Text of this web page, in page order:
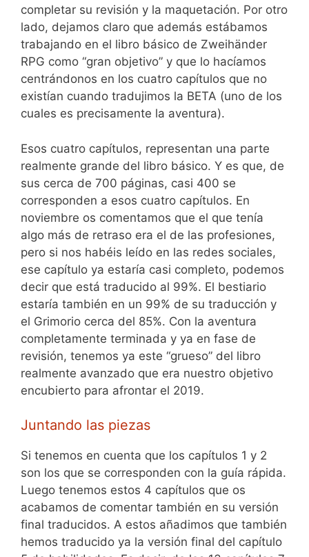
completar su revisión y la maquetación. Por otro
lado, dejamos claro que además estábamos
trabajando en el libro básico de Zweihänder
RPG como “gran objetivo” y que lo hacíamos
centrándonos en los cuatro capítulos que no
existían cuando tradujimos la BETA (uno de los
cuales es precisamente la aventura).
Esos cuatro capítulos, representan una parte
realmente grande del libro básico. Y es que, de
sus cerca de 700 páginas, casi 400 se
corresponden a esos cuatro capítulos. En
noviembre os comentamos que el que tenía
algo más de retraso era el de las profesiones,
pero si nos habéis leído en las redes sociales,
ese capítulo ya estaría casi completo, podemos
decir que está traducido al 99%. El bestiario
estaría también en un 99% de su traducción y
el Grimorio cerca del 85%. Con la aventura
completamente terminada y ya en fase de
revisión, tenemos ya este “grueso” del libro
realmente avanzado que era nuestro objetivo
encubierto para afrontar el 2019.
Juntando las piezas
Si tenemos en cuenta que los capítulos 1 y 2
son los que se corresponden con la guía rápida.
Luego tenemos estos 4 capítulos que os
acabamos de comentar también en su versión
final traducidos. A estos añadimos que también
hemos traducido ya la versión final del capítulo